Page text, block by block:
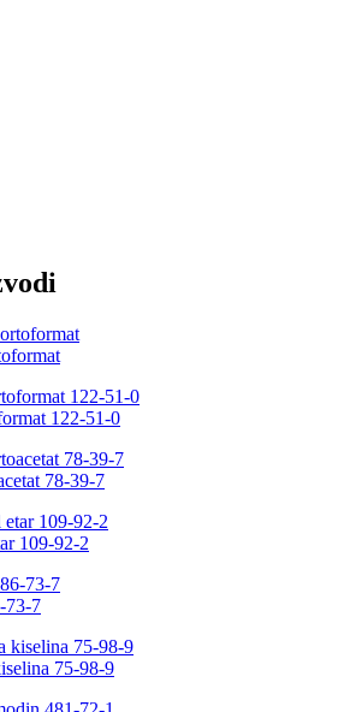
122-51-0
78-39-7
109-92-2
73-7
75-98-9